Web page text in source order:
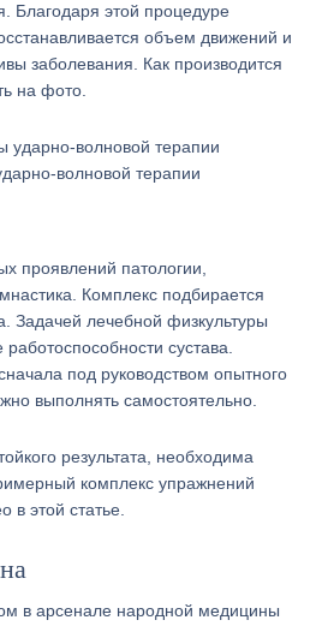
Благодаря этой процедуре
объем движений и
заболевания. Как производится
на фото.
волновой терапии
проявлений патологии,
Комплекс подбирается
Задачей лечебной физкультуры
сустава.
под руководством опытного
выполнять самостоятельно.
результата, необходима
комплекс упражнений
в этой статье.
в арсенале народной медицины